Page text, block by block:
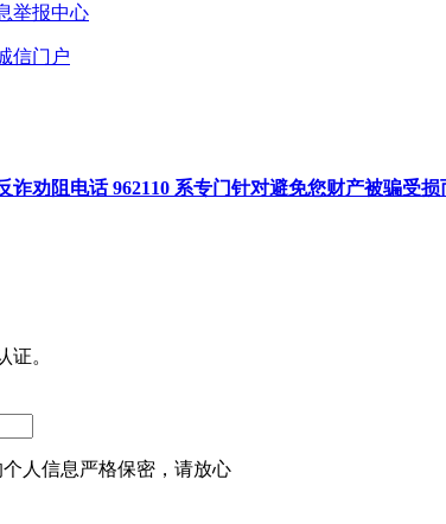
举报中心
信门户
诈劝阻电话 962110 系专门针对避免您财产被骗受
证。
人信息严格保密，请放心